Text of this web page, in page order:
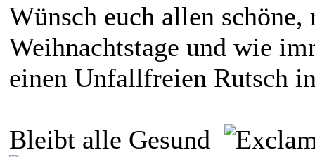
Wünsch euch allen
Weihnachtstage und wie
einen Unfallfreien Rutsch
Bleibt alle Gesund